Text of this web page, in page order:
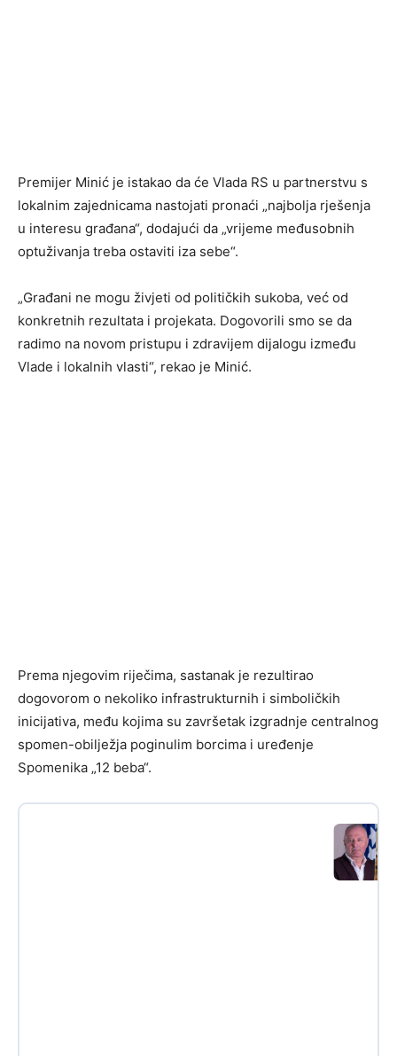
Premijer Minić je istakao da će Vlada RS u partnerstvu s
lokalnim zajednicama nastojati pronaći „najbolja rješenja
u interesu građana“, dodajući da „vrijeme međusobnih
optuživanja treba ostaviti iza sebe“.
„Građani ne mogu živjeti od političkih sukoba, već od
konkretnih rezultata i projekata. Dogovorili smo se da
radimo na novom pristupu i zdravijem dijalogu između
Vlade i lokalnih vlasti“, rekao je Minić.
Prema njegovim riječima, sastanak je rezultirao
dogovorom o nekoliko infrastrukturnih i simboličkih
inicijativa, među kojima su završetak izgradnje centralnog
spomen-obilježja poginulim borcima i uređenje
Spomenika „12 beba“.